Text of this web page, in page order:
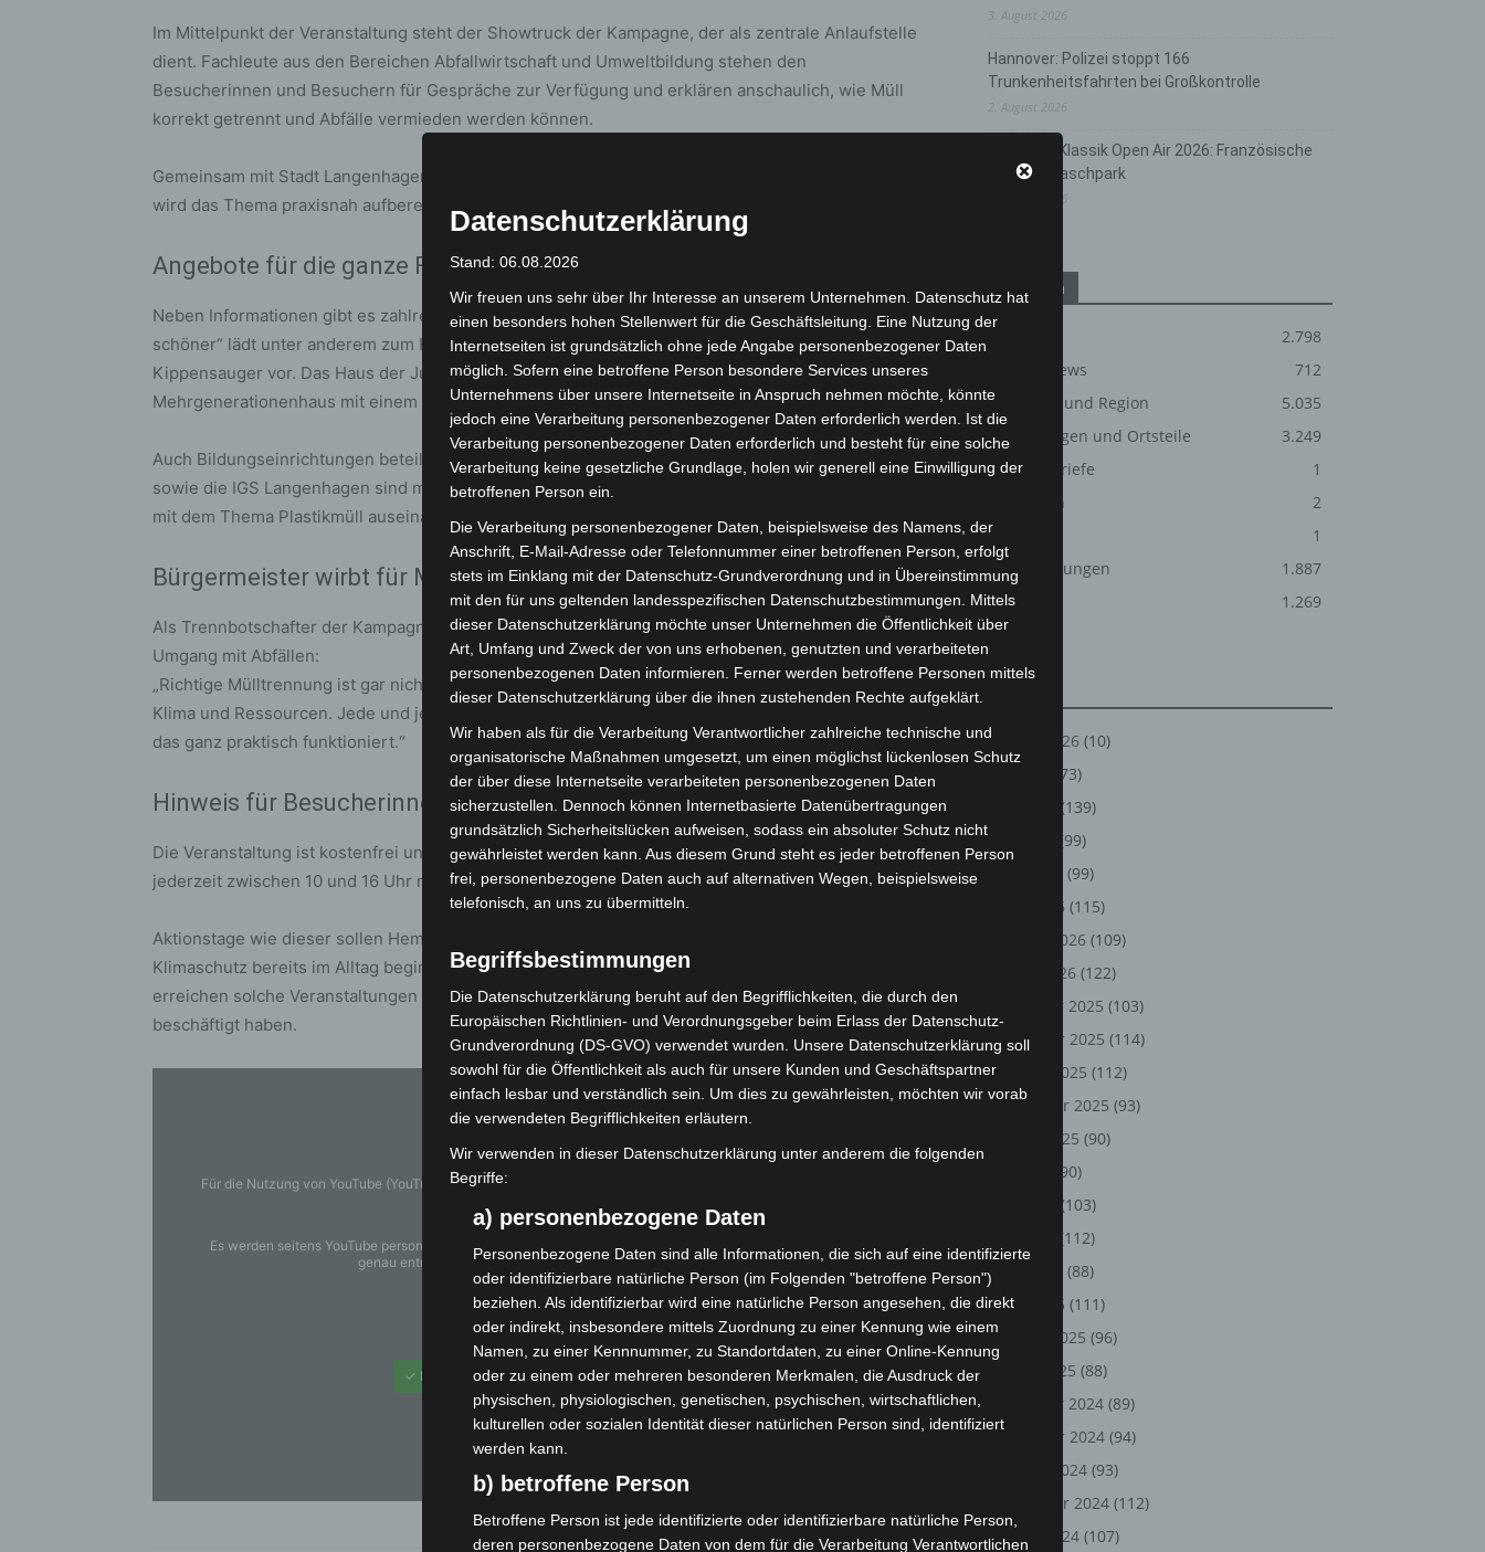
Im Mittelpunkt der Veranstaltung steht der Showtruck der Kampagne, der als zentrale Anlaufstelle
dient. Fachleute aus den Bereichen Abfallwirtschaft und Umweltbildung stehen den
Besucherinnen und Besuchern für Gespräche zur Verfügung und erklären anschaulich, wie Müll
korrekt getrennt und Abfälle vermieden werden können.
Gemeinsam mit Stadt Langenhagen und dem Zweckverband Abfallwirtschaft Region Hannover
wird das Thema praxisnah aufbereitet – verständlich, alltagsnah und generationsübergreifend.
Angebote für die ganze Familie
Neben Informationen gibt es zahlreiche Mitmachangebote: Das städtische Team „Sauber macht
schöner“ lädt unter anderem zum Hundebeutel-Weitwurfspiel ein und stellt einen sogenannten
Kippensauger vor. Das Haus der Jugend zeigt kreative Ideen zum Upcycling, während das
Mehrgenerationenhaus mit einem Second-Hand-Stand zum Tauschen und Stöbern einlädt.
Auch Bildungseinrichtungen beteiligen sich an dem Aktionstag. Das Gymnasium Langenhagen
sowie die IGS Langenhagen sind mit eigenen Ständen vertreten und setzen sich insbesondere
mit dem Thema Plastikmüll auseinander.
Bürgermeister wirbt für Mitmachen im Alltag
Als Trennbotschafter der Kampagne wirbt Bürgermeister Mirko Heuer für mehr Bewusstsein im
Umgang mit Abfällen:
„Richtige Mülltrennung ist gar nicht schwer und macht am Ende einen großen Unterschied für
Klima und Ressourcen. Jede und jeder kann im Alltag etwas beitragen. Der Aktionstag zeigt, wie
das ganz praktisch funktioniert.“
Hinweis für Besucherinnen und Besucher
Die Veranstaltung ist kostenfrei und offen für alle Altersgruppen. Ein spontaner Besuch ist
jederzeit zwischen 10 und 16 Uhr möglich.
Aktionstage wie dieser sollen Hemmschwellen abbauen und zeigen, dass Umwelt- und
Klimaschutz bereits im Alltag beginnt. Gerade durch spielerische und anschauliche Angebote
erreichen solche Veranstaltungen auch Menschen, die sich bisher wenig mit Abfalltrennung
beschäftigt haben.
Für die Nutzung von YouTube (YouTube, LLC, 901 Cherry Ave., San Bruno, CA 94066, USA) benötigen wir laut
Es werden seitens YouTube personenbezogene Daten erhoben, verarbeitet und gespeichert. Welche Daten
genau entnehmen Sie bitte den Datenschutzbedingungen.
Youtubeist deaktiviert.
✓ Erlauben Datenschutzbedingungen
3. August 2026
Hannover: Polizei stoppt 166
Trunkenheitsfahrten bei Großkontrolle
2. August 2026
Hannover Klassik Open Air 2026: Französische
Oper im Maschpark
Kategorien
2.798
Corona-News
712
Hannover und Region
5.035
Langenhagen und Ortsteile
3.249
Leserbriefe
1
Menschen
2
Über uns
1
Veranstaltungen
1.887
Welt
1.269
August 2026 (10)
(73)
(139)
(99)
(99)
März 2026 (115)
Februar 2026 (109)
Januar 2026 (122)
Dezember 2025 (103)
November 2025 (114)
Oktober 2025 (112)
September 2025 (93)
August 2025 (90)
(90)
(103)
(112)
April 2025
(88)
März 2025 (111)
Februar 2025 (96)
Januar 2025 (88)
Dezember 2024 (89)
November 2024 (94)
Oktober 2024 (93)
September 2024 (112)
August 2024 (107)
Datenschutzerklärung
Stand: 06.08.2026
Wir freuen uns sehr über Ihr Interesse an unserem Unternehmen. Datenschutz hat
einen besonders hohen Stellenwert für die Geschäftsleitung. Eine Nutzung der
Internetseiten ist grundsätzlich ohne jede Angabe personenbezogener Daten
möglich. Sofern eine betroffene Person besondere Services unseres
Unternehmens über unsere Internetseite in Anspruch nehmen möchte, könnte
jedoch eine Verarbeitung personenbezogener Daten erforderlich werden. Ist die
Verarbeitung personenbezogener Daten erforderlich und besteht für eine solche
Verarbeitung keine gesetzliche Grundlage, holen wir generell eine Einwilligung der
betroffenen Person ein.
Die Verarbeitung personenbezogener Daten, beispielsweise des Namens, der
Anschrift, E-Mail-Adresse oder Telefonnummer einer betroffenen Person, erfolgt
stets im Einklang mit der Datenschutz-Grundverordnung und in Übereinstimmung
mit den für uns geltenden landesspezifischen Datenschutzbestimmungen. Mittels
dieser Datenschutzerklärung möchte unser Unternehmen die Öffentlichkeit über
Art, Umfang und Zweck der von uns erhobenen, genutzten und verarbeiteten
personenbezogenen Daten informieren. Ferner werden betroffene Personen mittels
dieser Datenschutzerklärung über die ihnen zustehenden Rechte aufgeklärt.
Wir haben als für die Verarbeitung Verantwortlicher zahlreiche technische und
organisatorische Maßnahmen umgesetzt, um einen möglichst lückenlosen Schutz
der über diese Internetseite verarbeiteten personenbezogenen Daten
sicherzustellen. Dennoch können Internetbasierte Datenübertragungen
grundsätzlich Sicherheitslücken aufweisen, sodass ein absoluter Schutz nicht
gewährleistet werden kann. Aus diesem Grund steht es jeder betroffenen Person
frei, personenbezogene Daten auch auf alternativen Wegen, beispielsweise
telefonisch, an uns zu übermitteln.
Begriffsbestimmungen
Die Datenschutzerklärung beruht auf den Begrifflichkeiten, die durch den
Europäischen Richtlinien- und Verordnungsgeber beim Erlass der Datenschutz-
Grundverordnung (DS-GVO) verwendet wurden. Unsere Datenschutzerklärung soll
sowohl für die Öffentlichkeit als auch für unsere Kunden und Geschäftspartner
einfach lesbar und verständlich sein. Um dies zu gewährleisten, möchten wir vorab
die verwendeten Begrifflichkeiten erläutern.
Wir verwenden in dieser Datenschutzerklärung unter anderem die folgenden
Begriffe:
a) personenbezogene Daten
Personenbezogene Daten sind alle Informationen, die sich auf eine identifizierte
oder identifizierbare natürliche Person (im Folgenden "betroffene Person")
beziehen. Als identifizierbar wird eine natürliche Person angesehen, die direkt
oder indirekt, insbesondere mittels Zuordnung zu einer Kennung wie einem
Namen, zu einer Kennnummer, zu Standortdaten, zu einer Online-Kennung
oder zu einem oder mehreren besonderen Merkmalen, die Ausdruck der
physischen, physiologischen, genetischen, psychischen, wirtschaftlichen,
kulturellen oder sozialen Identität dieser natürlichen Person sind, identifiziert
werden kann.
b) betroffene Person
Betroffene Person ist jede identifizierte oder identifizierbare natürliche Person,
deren personenbezogene Daten von dem für die Verarbeitung Verantwortlichen